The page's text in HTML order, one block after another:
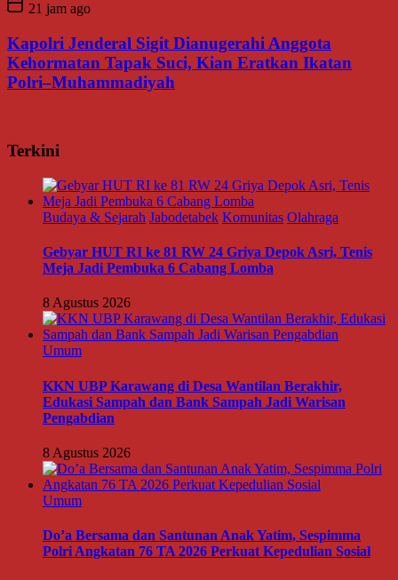
21 jam ago
Kapolri Jenderal Sigit Dianugerahi Anggota
Kehormatan Tapak Suci, Kian Eratkan Ikatan
Polri–Muhammadiyah
Terkini
Budaya & Sejarah Jabodetabek Komunitas Olahraga
Gebyar HUT RI ke 81 RW 24 Griya Depok Asri, Tenis
Meja Jadi Pembuka 6 Cabang Lomba
8 Agustus 2026
Umum
KKN UBP Karawang di Desa Wantilan Berakhir,
Edukasi Sampah dan Bank Sampah Jadi Warisan
Pengabdian
8 Agustus 2026
Umum
Do’a Bersama dan Santunan Anak Yatim, Sespimma
Polri Angkatan 76 TA 2026 Perkuat Kepedulian Sosial